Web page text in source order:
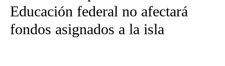
Educación federal no afectará
fondos asignados a la isla